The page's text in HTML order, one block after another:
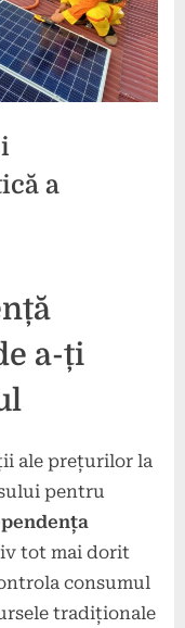
a
a-ți
ale prețurilor la
pentru
tot mai dorit
consumul
tradiționale